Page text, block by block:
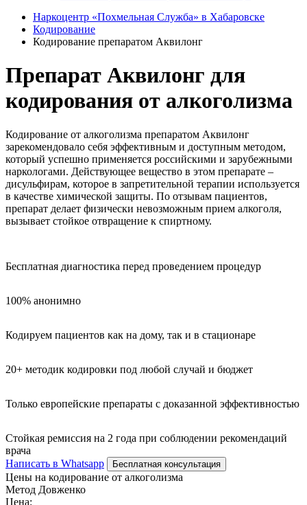
Наркоцентр «Похмельная Служба» в Хабаровске
Кодирование
Кодирование препаратом Аквилонг
Препарат Аквилонг для
кодирования от алкоголизма
Кодирование от алкоголизма препаратом Аквилонг
зарекомендовало себя эффективным и доступным методом,
который успешно применяется российскими и зарубежными
наркологами. Действующее вещество в этом препарате –
дисульфирам, которое в запретительной терапии используется
в качестве химической защиты. По отзывам пациентов,
препарат делает физически невозможным прием алкоголя,
вызывает стойкое отвращение к спиртному.
Бесплатная диагностика перед проведением процедур
100% анонимно
Кодируем пациентов как на дому, так и в стационаре
20+ методик кодировки под любой случай и бюджет
Только европейские препараты с доказанной эффективностью
Стойкая ремиссия на 2 года при соблюдении рекомендаций
врача
Написать в Whatsapp
Бесплатная консультация
Цены на кодирование от алкоголизма
Метод Довженко
Цена: